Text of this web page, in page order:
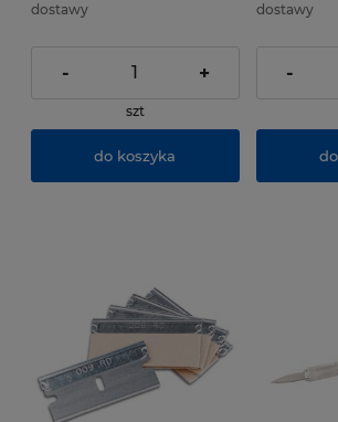
dostawy
- +
szt
do koszyka
dostawy
-